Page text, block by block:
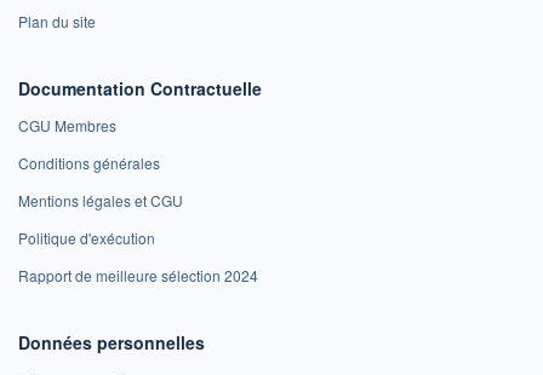
Plan du site
Documentation Contractuelle
CGU Membres
Conditions générales
Mentions légales et CGU
Politique d'exécution
Rapport de meilleure sélection 2024
Données personnelles